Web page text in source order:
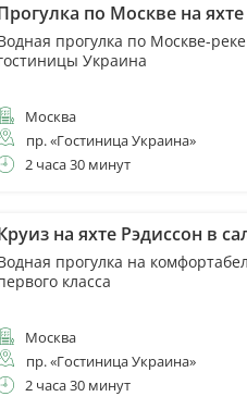
по Москве на яхте
прогулка по Москве-
Украина
Москва
пр. «Гостиница Украина»
2 часа 30 минут
на яхте Рэдиссон в
прогулка на
класса
Москва
пр. «Гостиница Украина»
2 часа 30 минут